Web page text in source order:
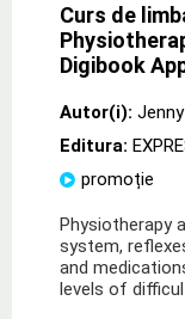
Curs de
Digibook
Autor(i):
Editura:
promoție
Physiotherapy
system,
and
levels of